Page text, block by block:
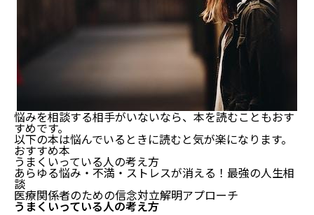
悩みを相談する相手がいないなら、本を読むこともおす
すめです。
以下の本は悩んでいるときに読むと気が楽になります。
おすすめ本
うまくいっている人の考え方
あらゆる悩み・不満・ストレスが消える！最強の人生相
談
医療関係者のための信念対立解明アプローチ
うまくいっている人の考え方
悩みを相談する相手がいないときにできる5つの対策
その①：自力で解決する
その④：思いきって周囲の人に相談する
その⑤：プロに相談する
悩みを相談する相手がいない人におすすめ本【3冊】
うまくいっている人の考え方
あらゆる悩み・不満・ストレスが消える！最強の人
生相談
医療関係者のための信念対立解明アプローチ
まとめ：悩みを相談する相手がいないのは当たり前で
す